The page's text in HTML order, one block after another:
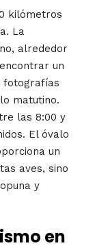
kilómetros
La
alrededor
un
fotografías
matutino.
las 8:00 y
El óvalo
un
aves, sino
y
en